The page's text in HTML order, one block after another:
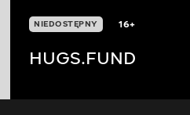
NIEDOSTĘPNY 16+
HUGS.FUND